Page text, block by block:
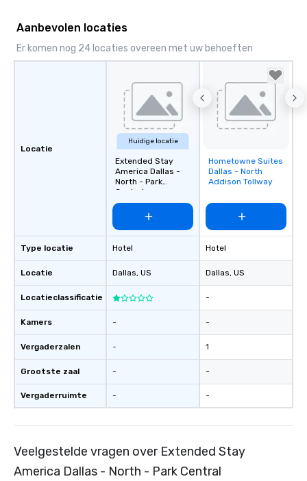
Aanbevolen locaties
Er komen nog 24 locaties overeen met uw behoeften
Locatie
Type locatie
Locatie
Locatieclassificatie
Kamers
Vergaderzalen
Grootste zaal
Vergaderruimte
Huidige locatie
Extended Stay
America Dallas -
North - Park
Central
Hotel
Dallas, US
-
-
-
-
Removed from
favorites
Hometowne Suites
Dallas - North
Addison Tollway
Hotel
Dallas, US
-
-
1
-
-
Veelgestelde vragen over Extended Stay
America Dallas - North - Park Central